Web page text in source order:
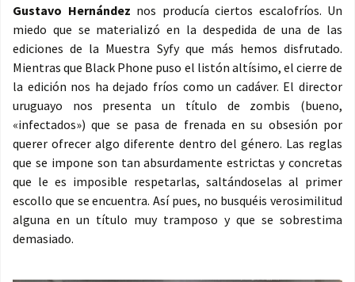
Gustavo Hernández nos producía ciertos escalofríos. Un
miedo que se materializó en la despedida de una de las
ediciones de la Muestra Syfy que más hemos disfrutado.
Mientras que Black Phone puso el listón altísimo, el cierre de
la edición nos ha dejado fríos como un cadáver. El director
uruguayo nos presenta un título de zombis (bueno,
«infectados») que se pasa de frenada en su obsesión por
querer ofrecer algo diferente dentro del género. Las reglas
que se impone son tan absurdamente estrictas y concretas
que le es imposible respetarlas, saltándoselas al primer
escollo que se encuentra. Así pues, no busquéis verosimilitud
alguna en un título muy tramposo y que se sobrestima
demasiado.